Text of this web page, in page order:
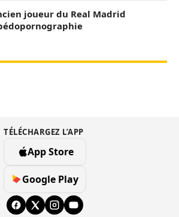
joueur du Real Madrid
TÉLÉCHARGEZ L’APP
App Store
Google Play